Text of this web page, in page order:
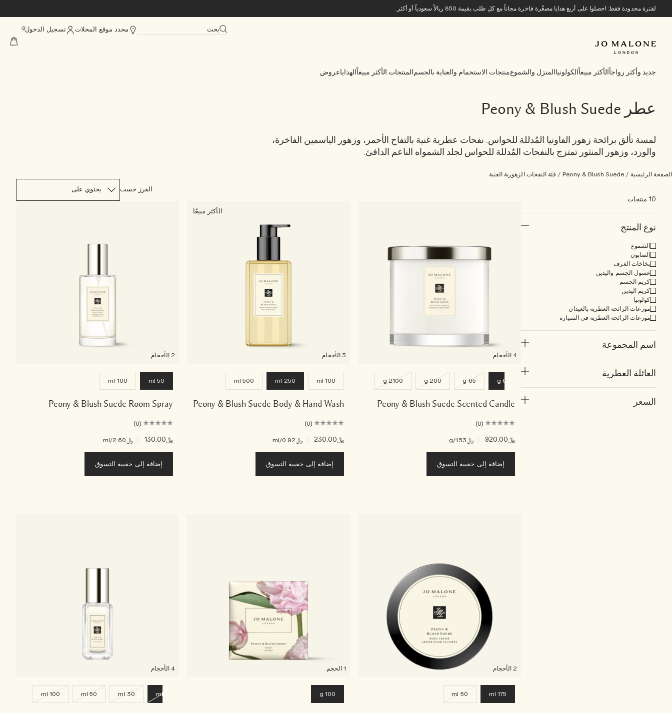
لفترة محدودة فقط: احصلوا على أربع هدايا مصغّرة فاخرة مجاناً مع كل طلب بقيمة 850 ريالاً سعودياً أو أكثر.
بحث محدد موقع المحلات تسجيل الدخول0
جديد وأكثر رواجاً الأكثر مبيعاً الكولونيا المنزل والشموعمنتجات الاستحمام والعناية بالجسم المنتجات الأكثر مبيعاً الهداياعروض
عطر Peony & Blush Suede
لمسة تألق برائحة زهور الفاونيا المُدللة للحواس. نفحات عطرية غنية بالتفاح الأحمر، وزهور الياسمين الفاخرة،
والورد، وزهور المنثور تمتزج بالنفحات المُدللة للحواس لجلد الشمواه الناعم الدافئ.
الصفحة الرئيسية /
Peony & Blush Suede
/ فئة النفحات الزهورية الغنية
10 منتجات
نوع المنتج
الشموع
الصابون
بخاخات الغرف
غسول الجسم واليدين
كريم الجسم
كريم اليدين
كولونيا
موزعات الرائحة العطرية بالعيدان
موزعات الرائحة العطرية في السيارة
اسم المجموعة
العائلة العطرية
السعر
الفرز حسب
4 الأحجام
600 g
65 g
200 g
2100 g
Peony & Blush Suede Scented Candle
(0)
﷼920.00 ﷼1.53 /g
إضافة إلى حقيبة التسوق
الأكثر مبيعًا
3 الأحجام
100 ml
250 ml
500 ml
Peony & Blush Suede Body & Hand Wash
(0)
﷼230.00 ﷼0.92 /ml
إضافة إلى حقيبة التسوق
2 الأحجام
50 ml
100 ml
Peony & Blush Suede Room Spray
(0)
﷼130.00 ﷼2.60 /ml
إضافة إلى حقيبة التسوق
2 الأحجام
175 ml
50 ml
1 الحجم
100 g
4 الأحجام
30 ml
50 ml
100 ml